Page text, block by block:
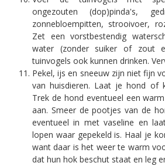
ongezouten (dop)pinda's,
zonnebloempitten, strooivoer,
Zet een vorstbestendig
water (zonder suiker of zout
tuinvogels ook kunnen drinken.
Pekel, ijs en sneeuw zijn niet fijn
van huisdieren. Laat je hond of
Trek de hond eventueel een
aan. Smeer de pootjes van de
eventueel in met vaseline en
lopen waar gepekeld is. Haal je
want daar is het weer te warm
dat hun hok beschut staat en leg